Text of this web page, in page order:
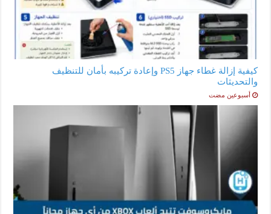
كيفية إزالة غطاء جهاز PS5 وإعادة تركيبه بأمان للتنظيف
والتحديثات
‏أسبوعين مضت